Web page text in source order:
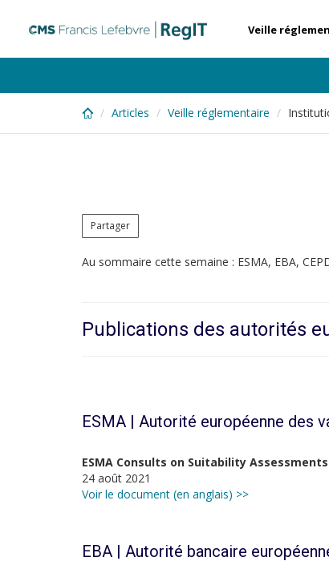
content
Veille
Articles Veille réglementaire
Partager
Au sommaire cette semaine : ESMA, EBA,
Publications des autorités
ESMA | Autorité européenne des
ESMA Consults on Suitability
24 août 2021
Voir le document (en anglais) >>
EBA | Autorité bancaire